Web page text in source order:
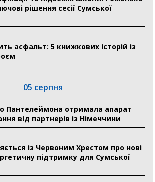
рішення сесії Сумської
асфальт: 5 книжкових історій із
05 серпня
Пантелеймона отримала апарат
від партнерів із Німеччини
із Червоним Хрестом про нові
підтримку для Сумської